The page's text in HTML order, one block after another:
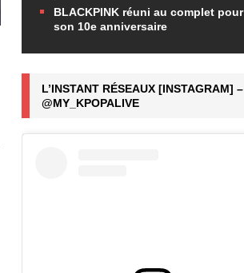
BLACKPINK réuni au complet pour
son 10e anniversaire
L’INSTANT RÉSEAUX [INSTAGRAM] –
@MY_KPOPALIVE